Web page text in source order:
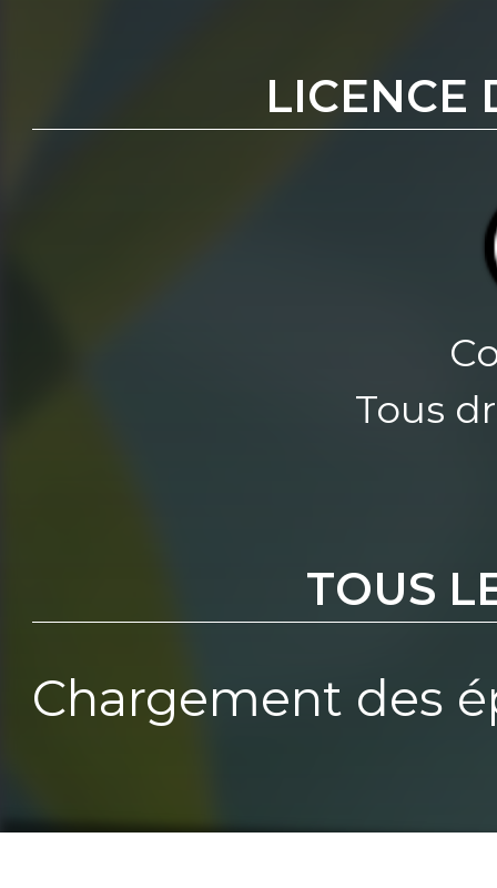
LICENCE
Tous
TOUS
Chargement des